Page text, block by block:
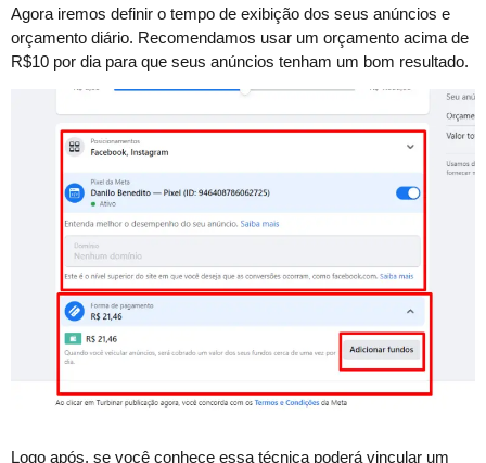
Agora iremos definir o tempo de exibição dos seus anúncios e
orçamento diário. Recomendamos usar um orçamento acima de
R$10 por dia para que seus anúncios tenham um bom resultado.
Logo após, se você conhece essa técnica poderá vincular um